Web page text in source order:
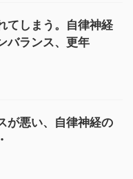
てしまう。自律神経
バランス、更年
が悪い、自律神経の